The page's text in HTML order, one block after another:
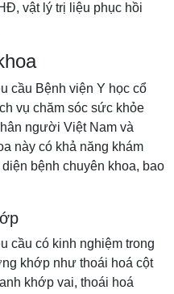
vật lý trị liệu phục hồi
cầu Bệnh viện Y học cổ
vụ chăm sóc sức khỏe
người Việt Nam và
này có khả năng khám
bệnh chuyên khoa, bao
cầu có kinh nghiệm trong
khớp như thoái hoá cột
khớp vai, thoái hoá